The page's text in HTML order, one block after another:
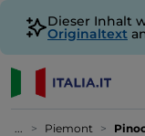
Dieser Inhalt
Originaltext
... Piemont